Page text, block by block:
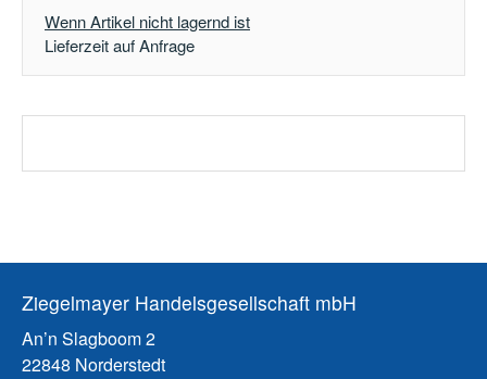
Wenn Artikel nicht lagernd ist
Lieferzeit auf Anfrage
Ziegelmayer Handelsgesellschaft mbH
An’n Slagboom 2
22848 Norderstedt